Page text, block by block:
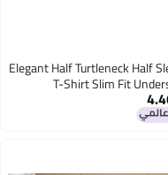
Elegant Half Turtleneck Half
T-Shirt Slim Fit
Women'S Spring New Half
All-